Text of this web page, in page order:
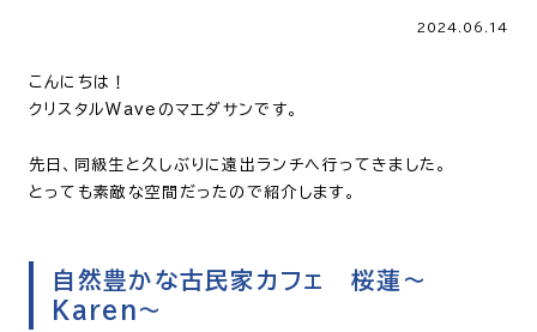
2024.06.14
こんにちは！
クリスタルWaveのマエダサンです。
先日、同級生と久しぶりに遠出ランチへ行ってきました。
とっても素敵な空間だったので紹介します。
自然豊かな古民家カフェ 桜蓮～
Karen～